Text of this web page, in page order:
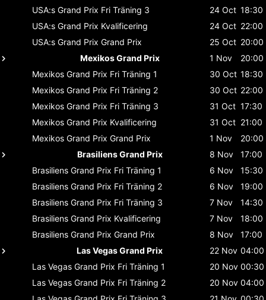
USA:s Grand Prix Fri Träning 3 24 Oct 18:30
USA:s Grand Prix Kvalificering 24 Oct 22:00
USA:s Grand Prix Grand Prix 25 Oct 20:00
Mexikos Grand Prix
1 Nov
20:00
Mexikos Grand Prix Fri Träning 1 30 Oct 18:30
Mexikos Grand Prix Fri Träning 2 30 Oct 22:00
Mexikos Grand Prix Fri Träning 3 31 Oct 17:30
Mexikos Grand Prix Kvalificering 31 Oct 21:00
Mexikos Grand Prix Grand Prix 1 Nov
20:00
Brasiliens Grand Prix
8 Nov
17:00
Brasiliens Grand Prix Fri Träning 1 6 Nov
15:30
Brasiliens Grand Prix Fri Träning 2 6 Nov
19:00
Brasiliens Grand Prix Fri Träning 3 7 Nov
14:30
Brasiliens Grand Prix Kvalificering 7 Nov
18:00
Brasiliens Grand Prix Grand Prix 8 Nov
17:00
Las Vegas Grand Prix
22 Nov 04:00
Las Vegas Grand Prix Fri Träning 1 20 Nov 00:30
Las Vegas Grand Prix Fri Träning 2 20 Nov 04:00